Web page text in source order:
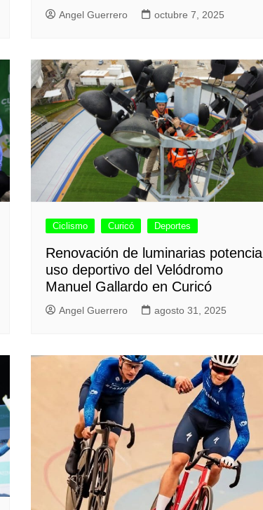
Angel Guerrero octubre 7, 2025
Ciclismo Curicó Deportes
Renovación de luminarias potencia
uso deportivo del Velódromo
Manuel Gallardo en Curicó
Angel Guerrero agosto 31, 2025